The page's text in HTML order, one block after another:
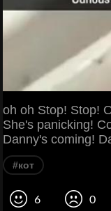
oh oh Stop! Stop!
She's panicking!
Danny's coming!
#кот
6 0